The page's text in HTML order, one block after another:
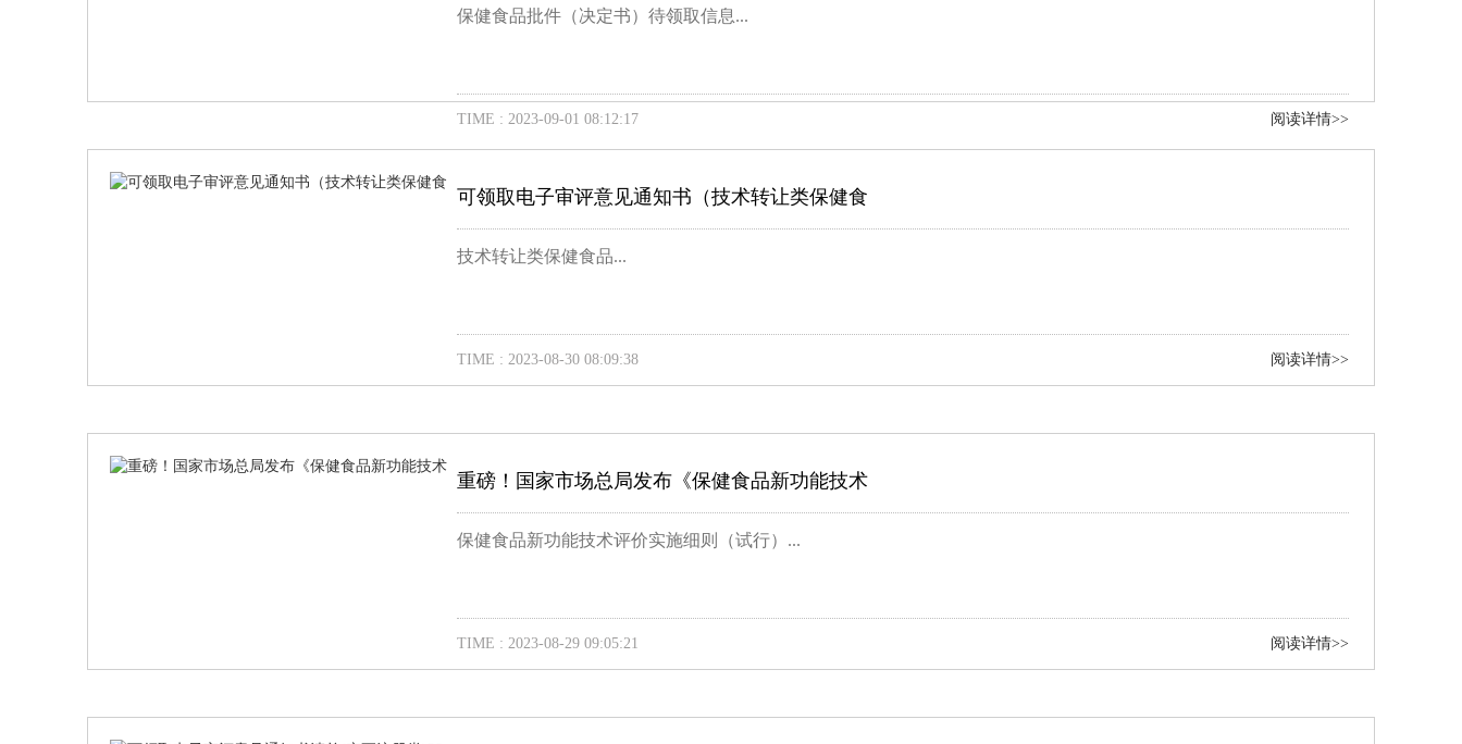
保健食品批件（决定书）待领取信息...
TIME : 2023-09-01 08:12:17 阅读详情>>
可领取电子审评意见通知书（技术转让类保健食
技术转让类保健食品...
TIME : 2023-08-30 08:09:38 阅读详情>>
重磅！国家市场总局发布《保健食品新功能技术
保健食品新功能技术评价实施细则（试行）...
TIME : 2023-08-29 09:05:21 阅读详情>>